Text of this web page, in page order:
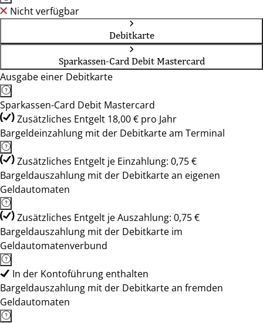
Nicht verfügbar
Debitkarte
Sparkassen-Card Debit Mastercard
Ausgabe einer Debitkarte
Sparkassen-Card Debit Mastercard
Zusätzliches Entgelt 18,00 € pro Jahr
Bargeldeinzahlung mit der Debitkarte am Terminal
Zusätzliches Entgelt je Einzahlung: 0,75 €
Bargeldauszahlung mit der Debitkarte an eigenen
Geldautomaten
Zusätzliches Entgelt je Auszahlung: 0,75 €
Bargeldauszahlung mit der Debitkarte im
Geldautomatenverbund
In der Kontoführung enthalten
Bargeldauszahlung mit der Debitkarte an fremden
Geldautomaten